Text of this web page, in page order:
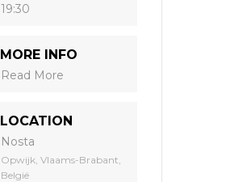
19:30
MORE INFO
Read More
LOCATION
Nosta
Opwijk, Vlaams-Brabant,
België